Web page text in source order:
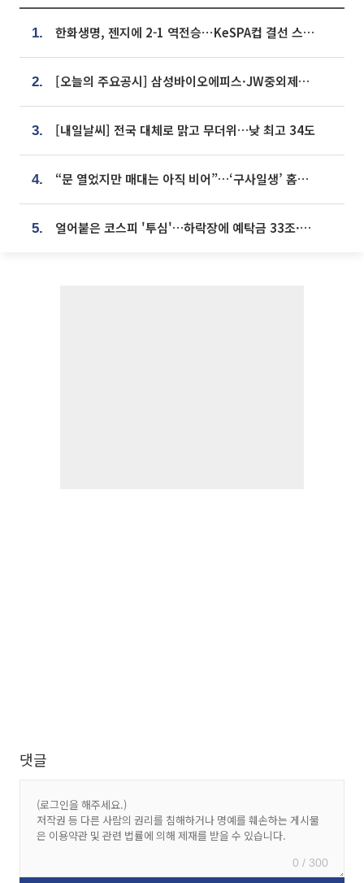
1. 한화생명, 젠지에 2-1 역전승⋯KeSPA컵 결선 스테이지 2 직행
2. [오늘의 주요공시] 삼성바이오에피스·JW중외제약·한미반도체·SK바이오사이언스 등
3. [내일날씨] 전국 대체로 맑고 무더위…낮 최고 34도
4. “문 열었지만 매대는 아직 비어”…‘구사일생’ 홈플러스, 정상화 시험대[르포]
5. 얼어붙은 코스피 '투심'…하락장에 예탁금 33조·빚투 9조원 감소
댓글
0 / 300